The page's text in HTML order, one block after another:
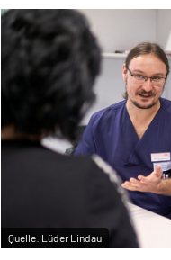
Quelle: Lüder Lindau